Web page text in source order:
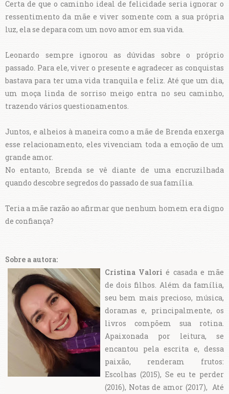
Certa de que o caminho ideal de felicidade seria ignorar o
ressentimento da mãe e viver somente com a sua própria
luz, ela se depara com um novo amor em sua vida.
Leonardo sempre ignorou as dúvidas sobre o próprio
passado. Para ele, viver o presente e agradecer as conquistas
bastava para ter uma vida tranquila e feliz. Até que um dia,
um moça linda de sorriso meigo entra no seu caminho,
trazendo vários questionamentos.
Juntos, e alheios à maneira como a mãe de Brenda enxerga
esse relacionamento, eles vivenciam toda a emoção de um
grande amor.
No entanto, Brenda se vê diante de uma encruzilhada
quando descobre segredos do passado de sua família.
Teria a mãe razão ao afirmar que nenhum homem era digno
de confiança?
Sobre a autora:
Cristina Valori é casada e mãe
de dois filhos. Além da família,
seu bem mais precioso, música,
doramas e, principalmente, os
livros compõem sua rotina.
Apaixonada por leitura, se
encantou pela escrita e, dessa
paixão, renderam frutos:
Escolhas (2015), Se eu te perder
(2016), Notas de amor (2017), Até